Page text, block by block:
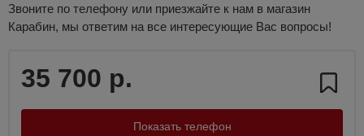
Звоните по телефону или приезжайте к нам в магазин
Карабин, мы ответим на все интересующие Вас вопросы!
35 700 р.
Показать телефон